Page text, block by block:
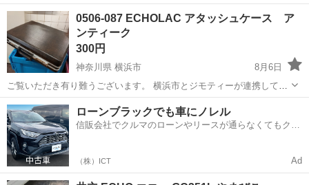
感はご了承ください。 現金手渡し希望です。 8月13日までにお取引が
なければ処分予定です。 早めに片付けたいため、ご希望の方はお気軽
にお問い合わせください
熊本 宇城市
0506-087 ECHOLAC アタッシュケース ア
ンティーク
300円
神奈川県 横浜市
8月6日
ご覧いただき有り難うございます。 横浜市とジモティーが連携して運
営しています。 粗⼤ごみ等の減量を⽬的にまだ使えるものをリユース
しています。 ★★★★★ ご自宅にある不要品を是非ジモティースポッ
トへお持ち込み...
神奈川 横浜市 生活雑貨 ECHOLAC
ローンブラックでも車にノレル
信販会社でクルマのローンやリースが通らなくてもクル
（株）ICT Ad